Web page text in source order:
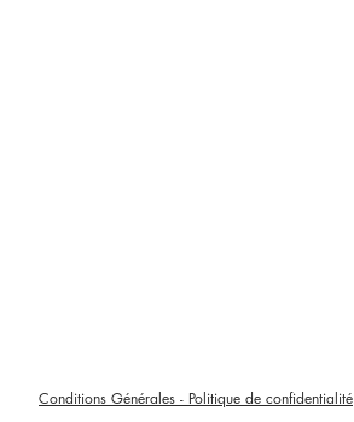
Conditions Générales - Politique de confidentialité